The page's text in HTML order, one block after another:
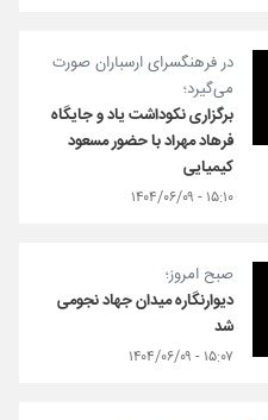
در فرهنگسرای ارسباران صورت
می‌گیرد؛
برگزاری نکوداشت یاد و جایگاه
فرهاد مهراد با حضور مسعود
کیمیایی
۱۵:۱۰ - ۱۴۰۴/۰۶/۰۹
صبح امروز؛
دیوارنگاره میدان جهاد نجومی
شد
۱۵:۰۷ - ۱۴۰۴/۰۶/۰۹